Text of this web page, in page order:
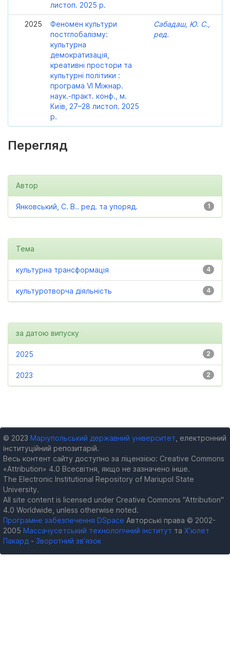
листоп. 2025 р.
2025
Феномен культури
постглобалізму:
культурна
демократизація,
креативні простори та
культурні політики :
програма VI Міжнар.
наук.-практ. конф., м.
Київ, 27–28 листоп. 2025
р.
Сабадаш, Ю. С.,
ред.
Перегляд
Автор
1
Янковський, С. В.. ред. та упоряд.
Тема
4
культурна трансформація
4
культуротворча діяльність
за датою випуску
2
2025
2
2023
© 2023 Маріупольський державний університет , електронний
інституційний репозитарій.
Весь контент сайту доступно за ліцензією: Creative Commons
«Attribution» 4.0 Всесвітня, якщо не зазначено інше.
The Electronic Institutional Repository of Mariupol State
University.
All site content is licensed under Creative Commons "Attribution"
4.0 Worldwide, unless otherwise noted.
Програмне забезпечення DSpace Авторські права © 2002-
2005 Массачусетський технологічний інститут та Х’юлет
Пакард - Зворотний зв’язок